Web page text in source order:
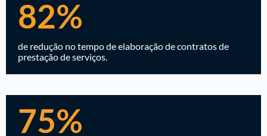
82%
de redução no tempo de elaboração de contratos de
prestação de serviços.
75%